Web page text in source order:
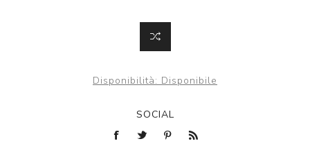
Disponibilità: Disponibile
SOCIAL